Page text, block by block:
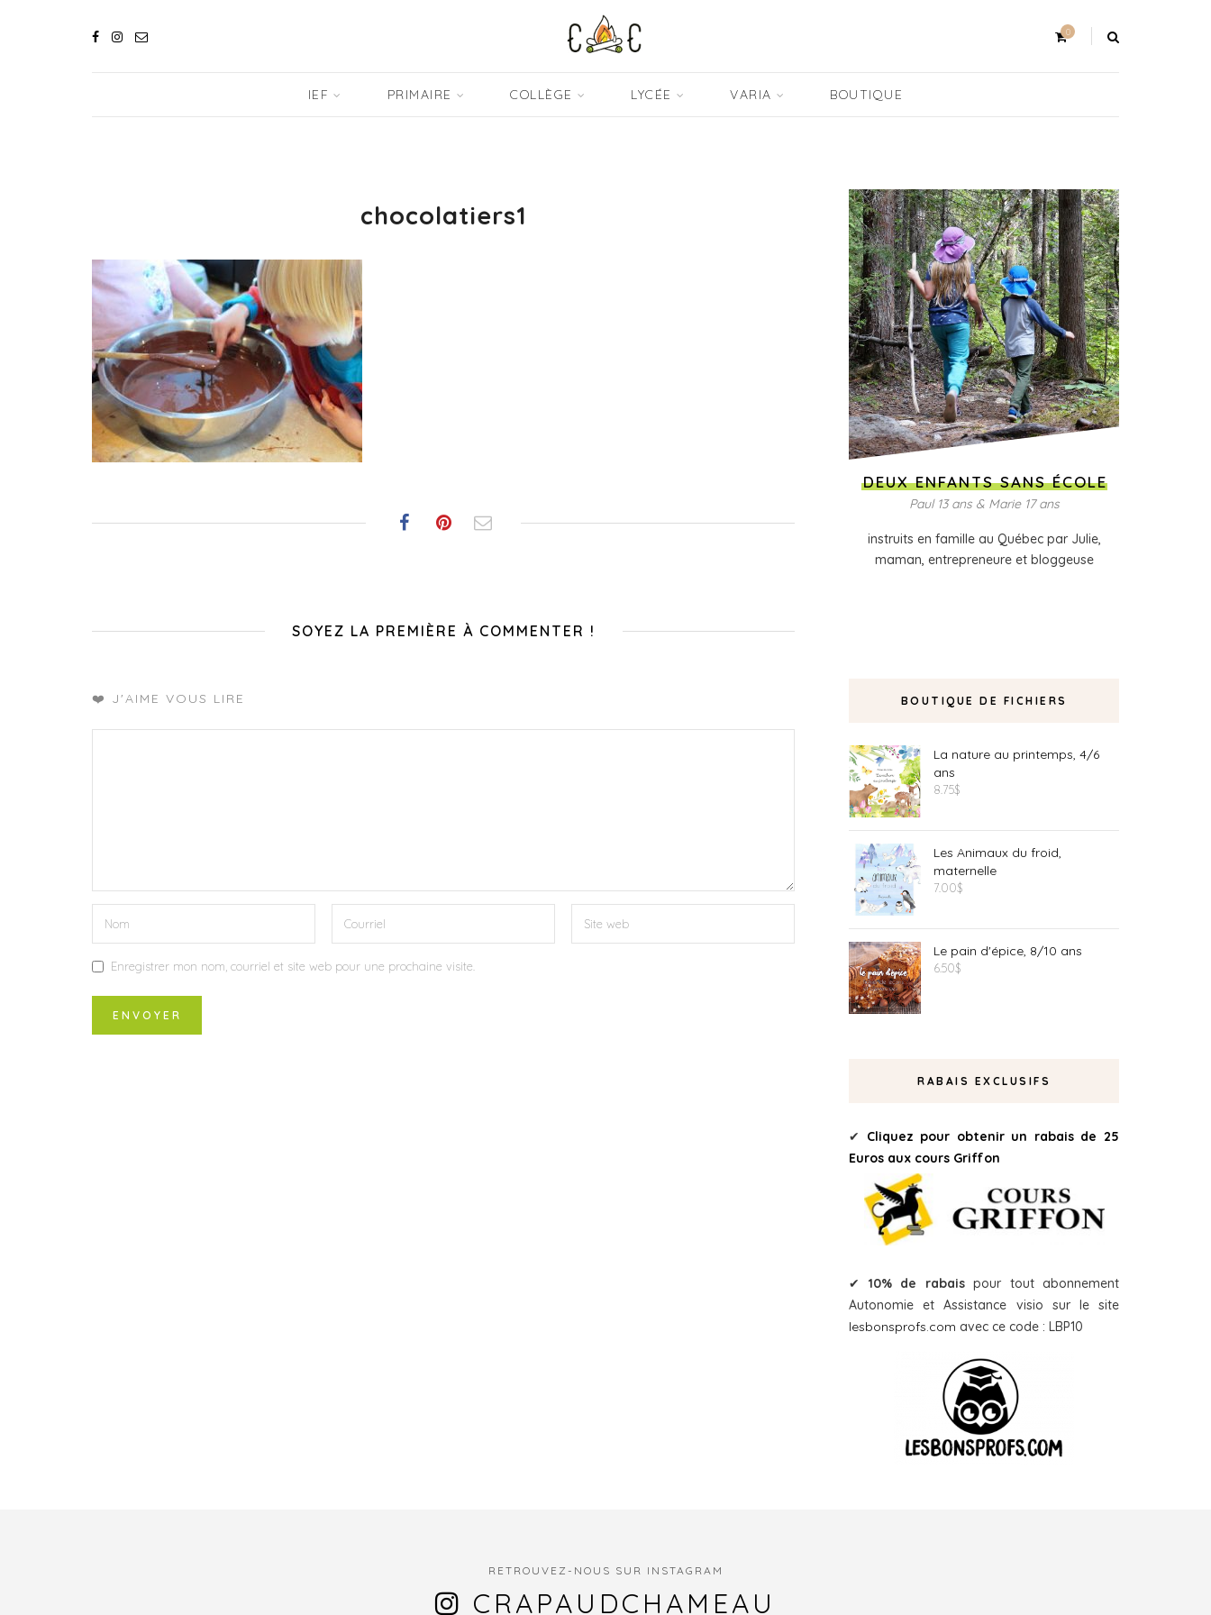
0
IEF PRIMAIRE COLLÈGE LYCÉE VARIA BOUTIQUE
chocolatiers1
SOYEZ LA PREMIÈRE À COMMENTER !
❤️ J'AIME VOUS LIRE
Enregistrer mon nom, courriel et site web pour une prochaine visite.
DEUX ENFANTS SANS ÉCOLE
Paul 13 ans & Marie 17 ans
instruits en famille au Québec par Julie,
maman, entrepreneure et bloggeuse
BOUTIQUE DE FICHIERS
La nature au printemps, 4/6
ans
8.75$
Les Animaux du froid,
maternelle
7.00$
Le pain d'épice, 8/10 ans
6.50$
RABAIS EXCLUSIFS
✔ Cliquez pour obtenir un rabais de 25
Euros aux cours Griffon
✔ 10% de rabaispour tout abonnement
Autonomie et Assistance visio sur le site
lesbonsprofs.com avec ce code : LBP10
RETROUVEZ-NOUS SUR INSTAGRAM
CRAPAUDCHAMEAU